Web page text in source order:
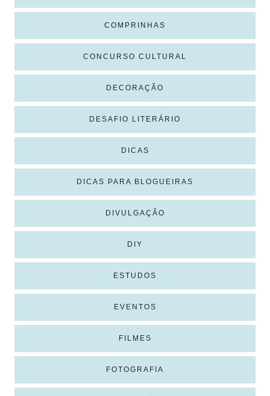
COMPRINHAS
CONCURSO CULTURAL
DECORAÇÃO
DESAFIO LITERÁRIO
DICAS
DICAS PARA BLOGUEIRAS
DIVULGAÇÃO
DIY
ESTUDOS
EVENTOS
FILMES
FOTOGRAFIA